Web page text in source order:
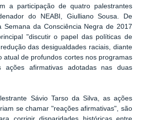
a participação de quatro palestrantes
do NEABI, Giulliano Sousa. De
Semana da Consciência Negra de 2017
"discutir o papel das políticas de
das desigualdades raciais, diante
atual de profundos cortes nos programas
afirmativas adotadas nas duas
Sávio Tarso da Silva, as ações
se chamar "reações afirmativas", são
corrigir disparidades históricas entre